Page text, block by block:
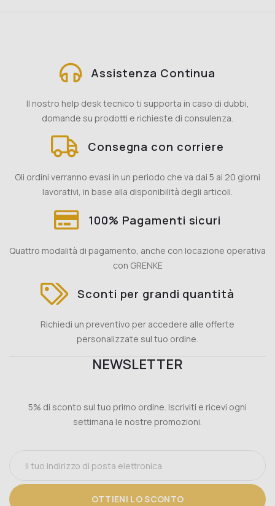
Assistenza Continua
Il nostro help desk tecnico ti supporta in caso di dubbi,
domande su prodotti e richieste di consulenza.
Consegna con corriere
Gli ordini verranno evasi in un periodo che va dai 5 ai 20 giorni
lavorativi, in base alla disponibilità degli articoli.
100% Pagamenti sicuri
Quattro modalità di pagamento, anche con locazione operativa
con GRENKE
Sconti per grandi quantità
Richiedi un preventivo per accedere alle offerte
personalizzate sul tuo ordine.
NEWSLETTER
5% di sconto sul tuo primo ordine. Iscriviti e ricevi ogni
settimana le nostre promozioni.
OTTIENI LO SCONTO